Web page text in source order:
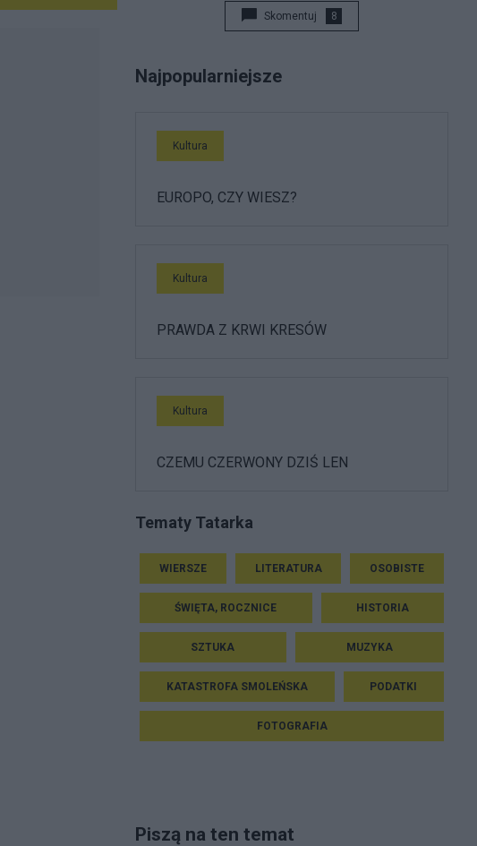
Skomentuj 8
Najpopularniejsze
Kultura
EUROPO, CZY WIESZ?
Kultura
PRAWDA Z KRWI KRESÓW
Kultura
CZEMU CZERWONY DZIŚ LEN
Tematy Tatarka
WIERSZE LITERATURA OSOBISTE
ŚWIĘTA, ROCZNICE HISTORIA
SZTUKA MUZYKA
KATASTROFA SMOLEŃSKA PODATKI
FOTOGRAFIA
Piszą na ten temat